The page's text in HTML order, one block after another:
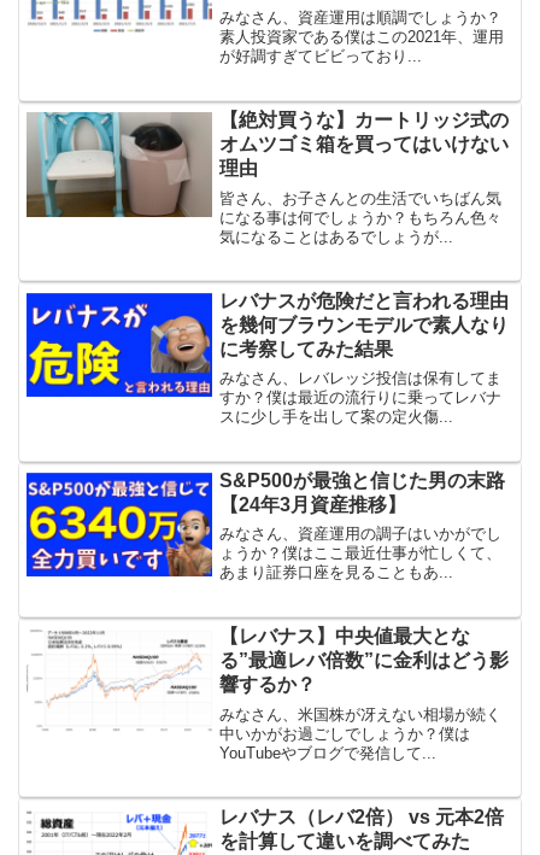
【21年8月実績】
みなさん、資産運用は順調でしょうか？
素人投資家である僕はこの2021年、運用
が好調すぎてビビっており...
【絶対買うな】カートリッジ式の
オムツゴミ箱を買ってはいけない
理由
皆さん、お子さんとの生活でいちばん気
になる事は何でしょうか？もちろん色々
気になることはあるでしょうが...
レバナスが危険だと言われる理由
を幾何ブラウンモデルで素人なり
に考察してみた結果
みなさん、レバレッジ投信は保有してま
すか？僕は最近の流行りに乗ってレバナ
スに少し手を出して案の定火傷...
S&P500が最強と信じた男の末路
【24年3月資産推移】
みなさん、資産運用の調子はいかがでし
ょうか？僕はここ最近仕事が忙しくて、
あまり証券口座を見ることもあ...
【レバナス】中央値最大とな
る”最適レバ倍数”に金利はどう影
響するか？
みなさん、米国株が冴えない相場が続く
中いかがお過ごしでしょうか？僕は
YouTubeやブログで発信して...
レバナス（レバ2倍） vs 元本2倍
を計算して違いを調べてみた